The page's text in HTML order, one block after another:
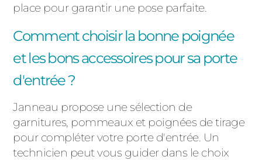
place pour garantir une pose parfaite.
Comment choisir la bonne poignée
et les bons accessoires pour sa porte
d'entrée ?
Janneau propose une sélection de
garnitures, pommeaux et poignées de tirage
pour compléter votre porte d'entrée. Un
technicien peut vous guider dans le choix